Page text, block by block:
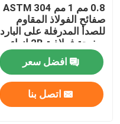
0.8 مم 1 مم ASTM 304
صفائح الفولاذ المقاوم
للصدأ المدرفلة على البارد
صفيحة فولاذية 2B إنهاء
Sus321
افضل سعر
اتصل بنا